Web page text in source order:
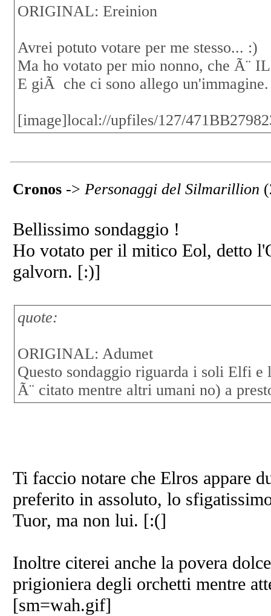
ORIGINAL: Ereinion
Avrei potuto votare per me stesso... :)
Ma ho votato per mio nonno, che Ã¨
E giÃ che ci sono allego un'immagine.
[image]local://upfiles/127/
Cronos -> Personaggi del Silmarillion
Bellissimo sondaggio !
Ho votato per il mitico Eol, detto
galvorn. [:)]
quote:
ORIGINAL: Adumet
Questo sondaggio riguarda i soli Elfi
Ã¨ citato mentre altri umani no) a
Ti faccio notare che Elros appare
preferito in assoluto, lo
Tuor, ma non lui. [:(]
Inoltre citerei anche la povera
prigioniera degli orchetti mentre
[sm=wah.gif]